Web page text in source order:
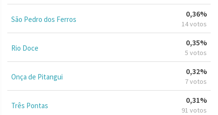
São Pedro dos Ferros
0,36%
14 votos
Rio Doce
0,35%
5 votos
Onça de Pitangui
0,32%
7 votos
Três Pontas
0,31%
91 votos